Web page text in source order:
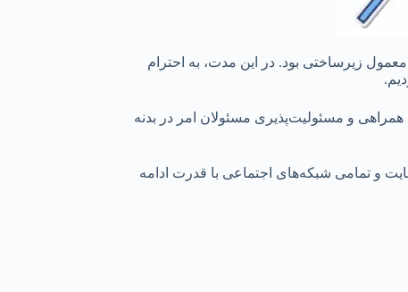
زیرساختی بود. در این مدت، به احترام
و مسئولیت‌پذیری مسئولان امر در بدنه
و تمامی شبکه‌های اجتماعی با قدرت ادامه